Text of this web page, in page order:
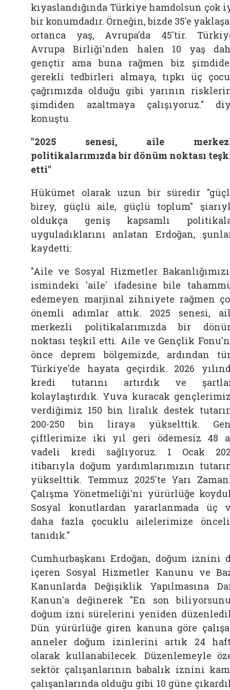
kıyaslandığında Türkiye hamdolsun çok
bir konumdadır. Örneğin, bizde 35'e
ortanca yaş, Avrupa'da 45'tir.
Avrupa Birliği'nden halen 10 yaş
gençtir ama buna rağmen biz
gerekli tedbirleri almaya, tıpkı üç
çağrımızda olduğu gibi yarının
şimdiden azaltmaya çalışıyoruz."
konuştu.
"2025 senesi, aile
politikalarımızda bir dönüm noktası
etti"
Hükümet olarak uzun bir süredir
birey, güçlü aile, güçlü toplum"
oldukça geniş kapsamlı
uyguladıklarını anlatan Erdoğan,
kaydetti:
"Aile ve Sosyal Hizmetler
ismindeki 'aile' ifadesine bile
edemeyen marjinal zihniyete rağmen
önemli adımlar attık. 2025 senesi,
merkezli politikalarımızda bir
noktası teşkil etti. Aile ve Gençlik
önce deprem bölgemizde, ardından
Türkiye'de hayata geçirdik. 2026
kredi tutarını artırdık ve
kolaylaştırdık. Yuva kuracak
verdiğimiz 150 bin liralık destek
200-250 bin liraya yükselttik.
çiftlerimize iki yıl geri ödemesiz 48
vadeli kredi sağlıyoruz. 1 Ocak
itibarıyla doğum yardımlarımızın
yükselttik. Temmuz 2025'te Yarı
Çalışma Yönetmeliği'ni yürürlüğe
Sosyal konutlardan yararlanmada üç
daha fazla çocuklu ailelerimize
tanıdık."
Cumhurbaşkanı Erdoğan, doğum iznini
içeren Sosyal Hizmetler Kanunu ve
Kanunlarda Değişiklik Yapılmasına
Kanun'a değinerek "En son
doğum izni sürelerini yeniden
Dün yürürlüğe giren kanuna göre
anneler doğum izinlerini artık 24
olarak kullanabilecek. Düzenlemeyle
sektör çalışanlarının babalık iznini
çalışanlarında olduğu gibi 10 güne